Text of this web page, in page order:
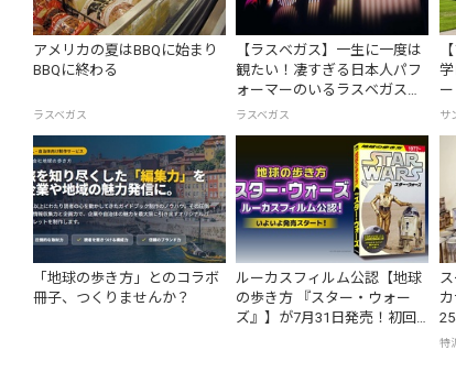
アメリカの夏はBBQに始まり
BBQに終わる
ラスベガス
【ラスベガス】一生に一度は
観たい！凄すぎる日本人パフ
ォーマーのいるラスベガスシ
ョー3選
ラスベガス サ
「地球の歩き方」とのコラボ
冊子、つくりませんか？
ルーカスフィルム公認【地球
の歩き方 『スター・ウォー
ズ』】が7月31日発売！初回
特